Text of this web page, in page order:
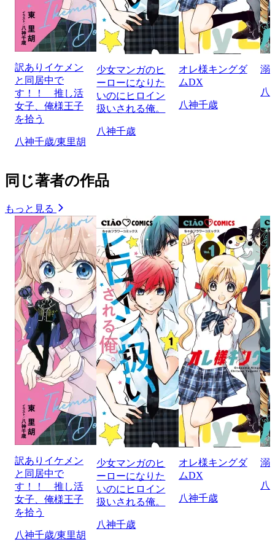
訳ありイケメン
と同居中で
す！！ 推し活
女子、俺様王子
を拾う
八神千歳/東里胡
少女マンガのヒ
ーローになりた
いのにヒロイン
扱いされる俺。
八神千歳
オレ様キングダ
ムDX
八神千歳
溺
八
同じ著者の作品
もっと見る
訳ありイケメン
と同居中で
す！！ 推し活
女子、俺様王子
を拾う
八神千歳/東里胡
少女マンガのヒ
ーローになりた
いのにヒロイン
扱いされる俺。
八神千歳
オレ様キングダ
ムDX
八神千歳
溺
八